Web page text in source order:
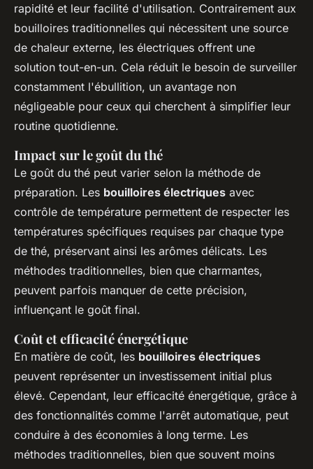
rapidité et leur facilité d'utilisation. Contrairement aux
bouilloires traditionnelles qui nécessitent une source
de chaleur externe, les électriques offrent une
solution tout-en-un. Cela réduit le besoin de surveiller
constamment l'ébullition, un avantage non
négligeable pour ceux qui cherchent à simplifier leur
routine quotidienne.
Impact sur le goût du thé
Le goût du thé peut varier selon la méthode de
préparation. Les bouilloires électriques avec
contrôle de température permettent de respecter les
températures spécifiques requises par chaque type
de thé, préservant ainsi les arômes délicats. Les
méthodes traditionnelles, bien que charmantes,
peuvent parfois manquer de cette précision,
influençant le goût final.
Coût et efficacité énergétique
En matière de coût, les bouilloires électriques
peuvent représenter un investissement initial plus
élevé. Cependant, leur efficacité énergétique, grâce à
des fonctionnalités comme l'arrêt automatique, peut
conduire à des économies à long terme. Les
méthodes traditionnelles, bien que souvent moins